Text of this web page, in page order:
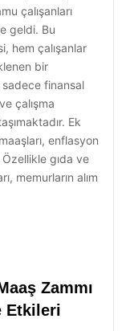
çalışanları
geldi. Bu
hem çalışanlar
bir
finansal
çalışma
Ek
enflasyon
gıda ve
memurların alım
Zammı
Etkileri